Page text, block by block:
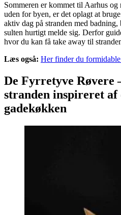
Sommeren er kommet til Aarhus og
uden for byen, er det oplagt at
aktiv dag på stranden med
sulten hurtigt melde sig. Derfor
hvor du kan få take away til
Læs også: Her finder du
De Fyrretyve Røvere
stranden inspireret af
gadekøkken